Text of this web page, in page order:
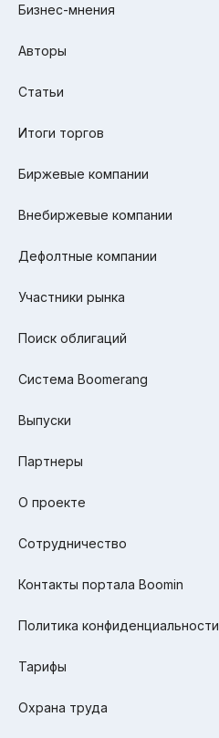
Бизнес-мнения
Авторы
Статьи
Итоги торгов
Биржевые компании
Внебиржевые компании
Дефолтные компании
Участники рынка
Поиск облигаций
Система Boomerang
Выпуски
Партнеры
О проекте
Сотрудничество
Контакты портала Boomin
Политика конфиденциальности
Тарифы
Охрана труда